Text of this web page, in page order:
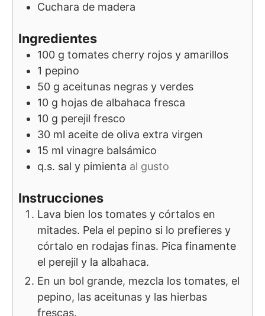
Cuchara de madera
Ingredientes
100 g tomates cherry rojos y amarillos
1 pepino
50 g aceitunas negras y verdes
10 g hojas de albahaca fresca
10 g perejil fresco
30 ml aceite de oliva extra virgen
15 ml vinagre balsámico
q.s. sal y pimienta al gusto
Instrucciones
Lava bien los tomates y córtalos en
mitades. Pela el pepino si lo prefieres y
córtalo en rodajas finas. Pica finamente
el perejil y la albahaca.
En un bol grande, mezcla los tomates, el
pepino, las aceitunas y las hierbas
frescas.